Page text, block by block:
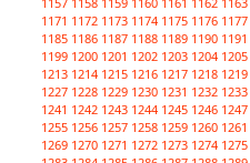
1171 1172 1173 1174 1175 1176 1177
1185 1186 1187 1188 1189 1190 1191
1199 1200 1201 1202 1203 1204 1205
1213 1214 1215 1216 1217 1218 1219
1227 1228 1229 1230 1231 1232 1233
1241 1242 1243 1244 1245 1246 1247
1255 1256 1257 1258 1259 1260 1261
1269 1270 1271 1272 1273 1274 1275